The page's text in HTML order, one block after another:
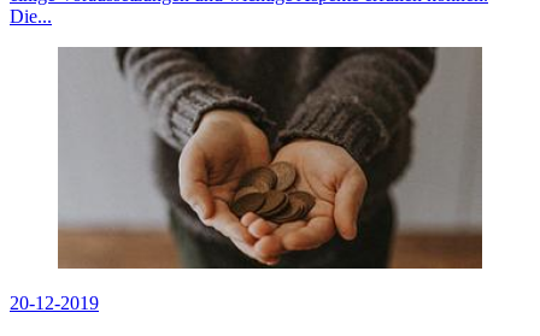
Die...
20-12-2019